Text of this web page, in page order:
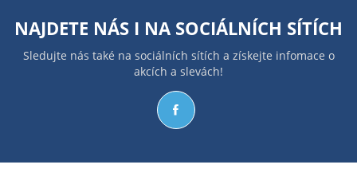
NAJDETE NÁS I NA SOCIÁLNÍCH SÍTÍCH
Sledujte nás také na sociálních sítích a získejte infomace o
akcích a slevách!